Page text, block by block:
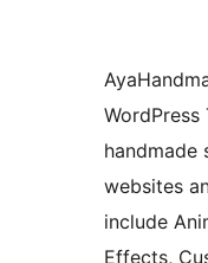
handmade
websites
include
Effects,